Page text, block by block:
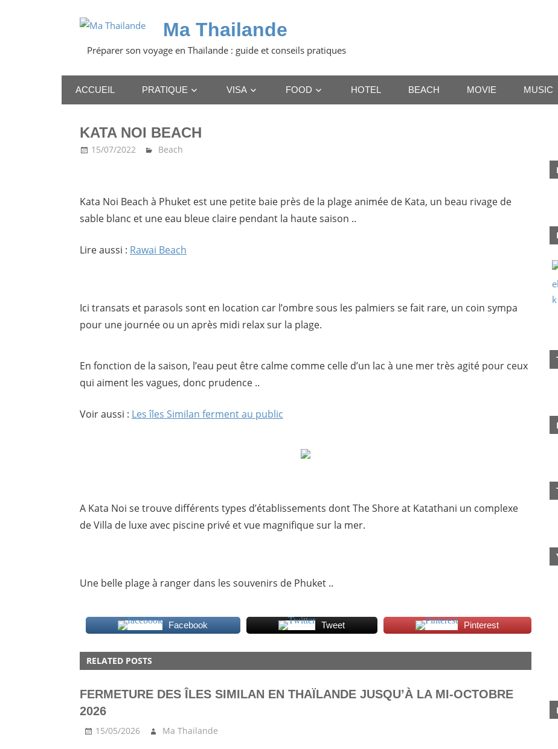
Ma Thailande
Préparer son voyage en Thaïlande : guide et conseils pratiques
ACCUEIL PRATIQUE VISA FOOD HOTEL BEACH MOVIE MUSIC
KATA NOI BEACH
15/07/2022 Ma Thailande
Beach
Kata Noi Beach à Phuket est une petite baie près de la plage animée de Kata, un beau rivage de
sable blanc et une eau bleue claire pendant la haute saison ..
Lire aussi : Rawai Beach
Ici transats et parasols sont en location car l’ombre sous les palmiers se fait rare, un coin sympa
pour une journée ou un après midi relax sur la plage.
En fonction de la saison, l’eau peut être calme comme celle d’un lac à une mer très agité pour ceux
qui aiment les vagues, donc prudence ..
Voir aussi : Les îles Similan ferment au public
A Kata Noi se trouve différents types d’établissements dontThe Shore at Katathani un complexe
de Villa de luxe avec piscine privé et vue magnifique sur la mer.
Une belle plage à ranger dans les souvenirs de Phuket ..
Facebook Tweet
Pinterest
KATA
PHUKET
RELATED POSTS
FERMETURE DES ÎLES SIMILAN EN THAÏLANDE JUSQU’À LA MI-OCTOBRE
2026
15/05/2026 Ma Thailande